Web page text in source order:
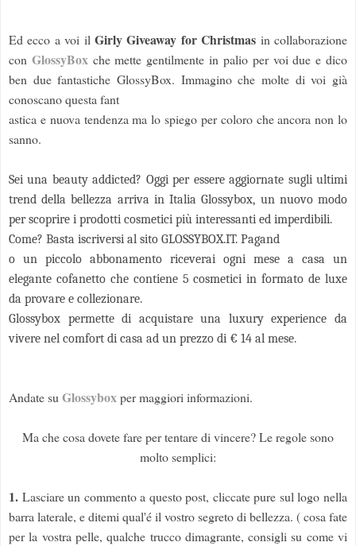
Ed ecco a voi il Girly Giveaway for Christmas in collaborazione
con GlossyBox che mette gentilmente in palio per voi due e dico
ben due fantastiche GlossyBox. Immagino che molte di voi già
conoscano questa fant
astica e nuova tendenza ma lo spiego per coloro che ancora non lo
sanno.
Sei una beauty addicted? Oggi per essere aggiornate sugli ultimi
trend della bellezza arriva in Italia Glossybox, un nuovo modo
per scoprire i prodotti cosmetici più interessanti ed imperdibili.
Come? Basta iscriversi al sito GLOSSYBOX.IT. Pagand
o un piccolo abbonamento riceverai ogni mese a casa un
elegante cofanetto che contiene 5 cosmetici in formato de luxe
da provare e collezionare.
Glossybox permette di acquistare una luxury experience da
vivere nel comfort di casa ad un prezzo di € 14 al mese.
Andate suGlossyboxper maggiori informazioni.
Ma che cosa dovete fare per tentare di vincere? Le regole sono
molto semplici:
1. Lasciare un commento a questo post, cliccate pure sul logo nella
barra laterale, e ditemi qual'é il vostro segreto di bellezza. ( cosa fate
per la vostra pelle, qualche trucco dimagrante, consigli su come vi